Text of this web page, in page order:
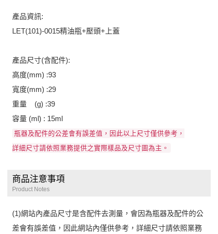
產品資訊:
LET(101)-0015精油瓶+壓頭+上蓋
產品尺寸(含配件):
高度(mm) :93
寬度(mm) :29
重量 (g) :39
容量 (ml) : 15ml
瓶器及配件的公差會有誤差值，因此以上尺寸僅供參考，
詳細尺寸請依照業務提供之實際樣品及尺寸圖為主。
商品注意事項
Product Notes
(1)網站內產品尺寸是含配件去測量，會因為瓶器及配件的公
差會有誤差值，因此網站內僅供參考，詳細尺寸請依照業務